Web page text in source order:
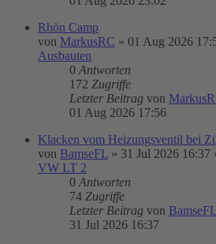
Rhön Camp
von MarkusRC » 01 Aug 2026
Ausbauten
0 Antworten
172 Zugriffe
Letzter Beitrag von
01 Aug 2026 17:56
Klacken vom Heizungsventil bei
von BamseFL » 31 Jul 2026 16:37
VW LT 2
0 Antworten
74 Zugriffe
Letzter Beitrag von BamseFL
31 Jul 2026 16:37